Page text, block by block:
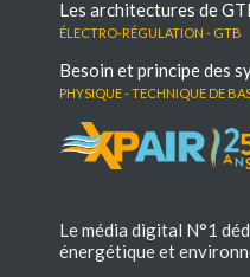
Les architectures de
électro-régulation - GTB
Besoin et principe des
Physique - Technique de
Le média digital N°1
énergétique et